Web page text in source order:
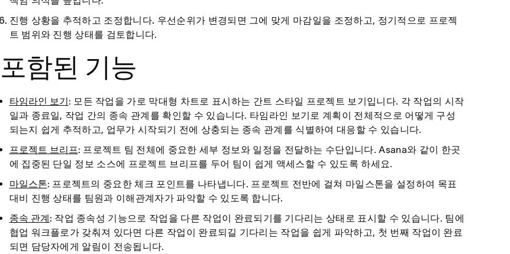
진행 상황을 추적하고 조정합니다. 우선순위가 변경되면 그에 맞게 마감일을 조정하고, 정기적으로 프로젝
트 범위와 진행 상태를 검토합니다.
포함된 기능
타임라인 보기: 모든 작업을 가로 막대형 차트로 표시하는 간트 스타일 프로젝트 보기입니다. 각 작업의 시작
일과 종료일, 작업 간의 종속 관계를 확인할 수 있습니다. 타임라인 보기로 계획이 전체적으로 어떻게 구성
되는지 쉽게 추적하고, 업무가 시작되기 전에 상충되는 종속 관계를 식별하여 대응할 수 있습니다.
프로젝트 브리프: 프로젝트 팀 전체에 중요한 세부 정보와 일정을 전달하는 수단입니다. Asana와 같이 한곳
에 집중된 단일 정보 소스에 프로젝트 브리프를 두어 팀이 쉽게 액세스할 수 있도록 하세요.
마일스톤: 프로젝트의 중요한 체크 포인트를 나타냅니다. 프로젝트 전반에 걸쳐 마일스톤을 설정하여 목표
대비 진행 상태를 팀원과 이해관계자가 파악할 수 있도록 합니다.
종속 관계: 작업 종속성 기능으로 작업을 다른 작업이 완료되기를 기다리는 상태로 표시할 수 있습니다. 팀에
협업 워크플로가 갖춰져 있다면 다른 작업이 완료되길 기다리는 작업을 쉽게 파악하고, 첫 번째 작업이 완료
되면 담당자에게 알림이 전송됩니다.